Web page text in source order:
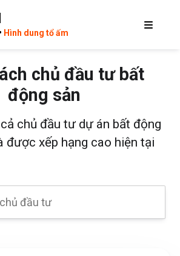
Hình dung tổ ấm
chủ đầu tư bất
động sản
chủ đầu tư dự án bất động
được xếp hạng cao hiện tại